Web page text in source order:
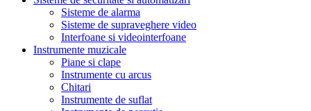
Sisteme de alarma
Sisteme de supraveghere video
Interfoane si videointerfoane
Instrumente muzicale
Piane si clape
Instrumente cu arcus
Chitari
Instrumente de suflat